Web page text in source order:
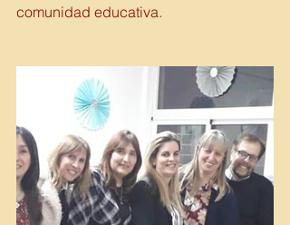
comunidad educativa.